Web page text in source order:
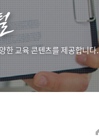
한 교육 콘텐츠를 제공합니다.